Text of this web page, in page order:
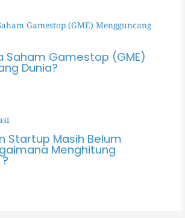
Saham Gamestop (GME)
Dunia?
Startup Masih Belum
Menghitung